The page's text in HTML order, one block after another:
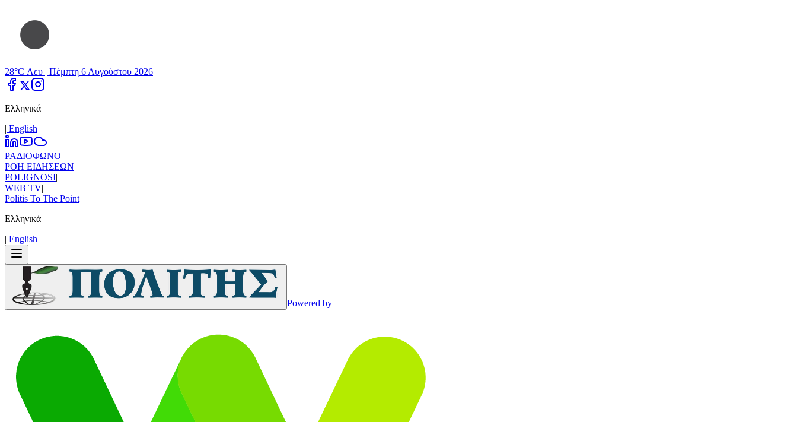
28°C Λευ | Πέμπτη 6 Αυγούστου 2026
Ελληνικά
| Εnglish
ΡΑΔΙΟΦΩΝΟ|
ΡΟΗ ΕΙΔΗΣΕΩΝ|
POLIGNOSI|
WEB TV|
Politis To The Point
Ελληνικά
| Εnglish
Powered by